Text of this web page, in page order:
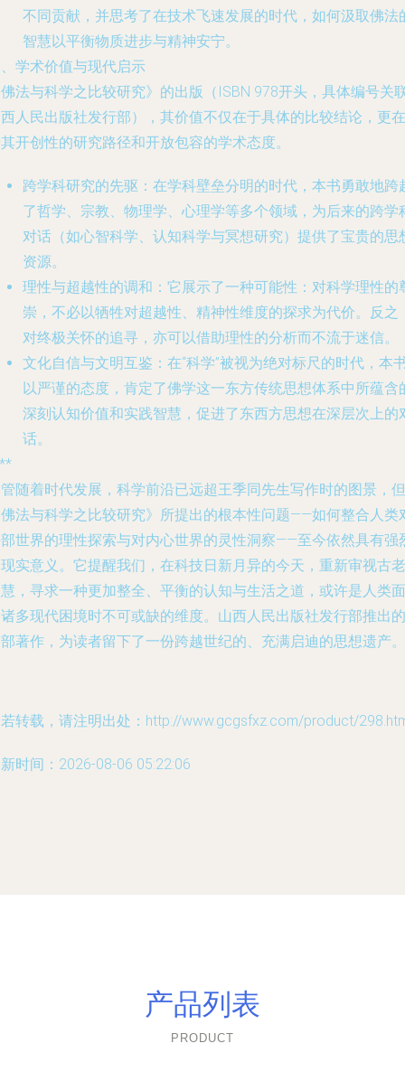
不同贡献，并思考了在技术飞速发展的时代，如何汲取佛法
智慧以平衡物质进步与精神安宁。
学术价值与现代启示
法与科学之比较研究》的出版（ISBN 978开头，具体编号关
人民出版社发行部），其价值不仅在于具体的比较结论，更在
开创性的研究路径和开放包容的学术态度。
跨学科研究的先驱 ：在学科壁垒分明的时代，本书勇敢地跨
了哲学、宗教、物理学、心理学等多个领域，为后来的跨学
对话（如心智科学、认知科学与冥想研究）提供了宝贵的思
资源。
理性与超越性的调和 ：它展示了一种可能性：对科学理性的
崇，不必以牺牲对超越性、精神性维度的探求为代价。反之
对终极关怀的追寻，亦可以借助理性的分析而不流于迷信。
文化自信与文明互鉴 ：在“科学”被视为绝对标尺的时代，本
以严谨的态度，肯定了佛学这一东方传统思想体系中所蕴含
深刻认知价值和实践智慧，促进了东西方思想在深层次上的
话。
随着时代发展，科学前沿已远超王季同先生写作时的图景，但
法与科学之比较研究》所提出的根本性问题——如何整合人类
世界的理性探索与对内心世界的灵性洞察——至今依然具有强
实意义。它提醒我们，在科技日新月异的今天，重新审视古老
，寻求一种更加整全、平衡的认知与生活之道，或许是人类面
多现代困境时不可或缺的维度。山西人民出版社发行部推出的
著作，为读者留下了一份跨越世纪的、充满启迪的思想遗产。
转载，请注明出处：http://www.gcgsfxz.com/product/
时间：2026-08-06 05:22:06
产品列表
PRODUCT